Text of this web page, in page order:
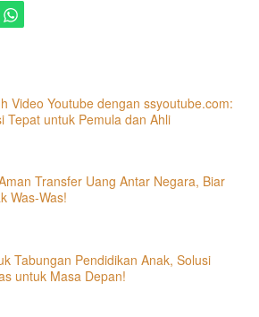
Video Youtube dengan ssyoutube.com:
Tepat untuk Pemula dan Ahli
Transfer Uang Antar Negara, Biar
Was-Was!
Tabungan Pendidikan Anak, Solusi
untuk Masa Depan!